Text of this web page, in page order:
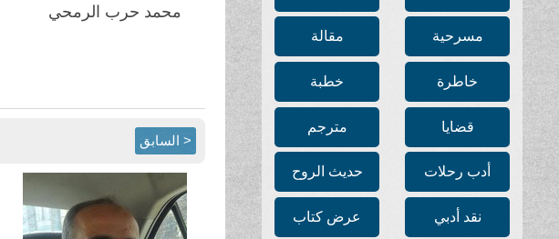
مسرحية مقالة
خاطرة خطبة
قضايا مترجم
أدب رحلات حديث الروح
نقد أدبي عرض كتاب
محمد حرب الرمحي
< السابق